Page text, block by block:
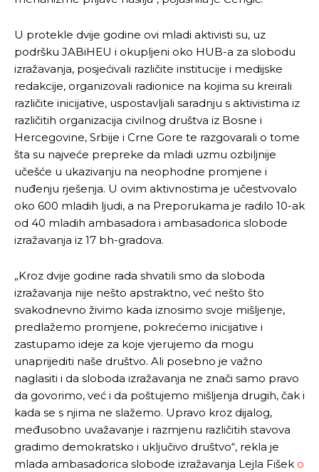
U protekle dvije godine ovi mladi aktivisti su, uz
podršku JABiHEU i okupljeni oko HUB-a za slobodu
izražavanja, posjećivali različite institucije i medijske
redakcije, organizovali radionice na kojima su kreirali
različite inicijative, uspostavljali saradnju s aktivistima iz
različitih organizacija civilnog društva iz Bosne i
Hercegovine, Srbije i Crne Gore te razgovarali o tome
šta su najveće prepreke da mladi uzmu ozbiljnije
učešće u ukazivanju na neophodne promjene i
nuđenju rješenja. U ovim aktivnostima je učestvovalo
oko 600 mladih ljudi, a na Preporukama je radilo 10-ak
od 40 mladih ambasadora i ambasadorica slobode
izražavanja iz 17 bh-gradova.
„Kroz dvije godine rada shvatili smo da sloboda
izražavanja nije nešto apstraktno, već nešto što
svakodnevno živimo kada iznosimo svoje mišljenje,
predlažemo promjene, pokrećemo inicijative i
zastupamo ideje za koje vjerujemo da mogu
unaprijediti naše društvo. Ali posebno je važno
naglasiti i da sloboda izražavanja ne znači samo pravo
da govorimo, već i da poštujemo mišljenja drugih, čak i
kada se s njima ne slažemo. Upravo kroz dijalog,
međusobno uvažavanje i razmjenu različitih stavova
gradimo demokratsko i uključivo društvo“, rekla je
mlada ambasadorica slobode izražavanja Lejla Fišek o